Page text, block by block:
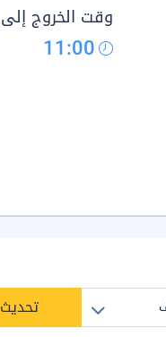
وقت الخروج إلى
11:00
تحديث